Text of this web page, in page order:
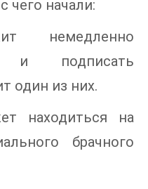
чего начали:
немедленно
и подписать
один из них.
находиться на
брачного